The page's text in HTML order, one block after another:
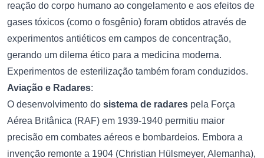
reação do corpo humano ao congelamento e aos efeitos de
gases tóxicos (como o fosgênio) foram obtidos através de
experimentos antiéticos em campos de concentração,
gerando um dilema ético para a medicina moderna.
Experimentos de esterilização também foram conduzidos.
Aviação e Radares:
O desenvolvimento do sistema de radares pela Força
Aérea Britânica (RAF) em 1939-1940 permitiu maior
precisão em combates aéreos e bombardeios. Embora a
invenção remonte a 1904 (Christian Hülsmeyer, Alemanha),